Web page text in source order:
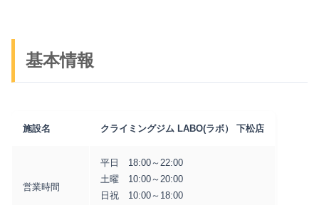
基本情報
施設名 クライミングジム LABO(ラボ） 下松店
営業時間
平日 18:00～22:00
土曜 10:00～20:00
日祝 10:00～18:00